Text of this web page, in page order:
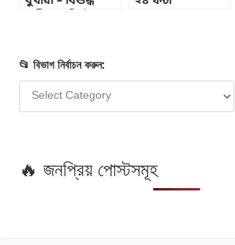
📂 বিভাগ নির্বাচন করুন:
🔥 জনপ্রিয় পোস্টসমূহ